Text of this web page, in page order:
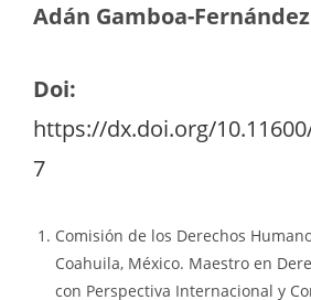
Adán Gamboa-Fernández
Doi:
https://dx.doi.org/
7
Comisión de los Derechos
Coahuila, México. Maestro en
con Perspectiva Internacional y